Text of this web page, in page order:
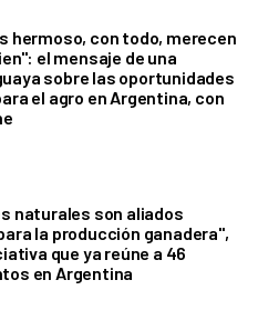
hermoso, con todo, merecen
el mensaje de una
sobre las oportunidades
el agro en Argentina, con
naturales son aliados
la producción ganadera",
que ya reúne a 46
en Argentina